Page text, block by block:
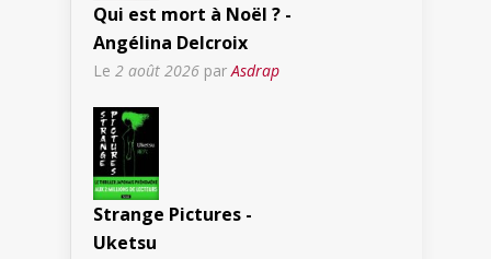
Qui est mort à Noël ? -
Angélina Delcroix
Le 2 août 2026 par Asdrap
Strange Pictures -
Uketsu